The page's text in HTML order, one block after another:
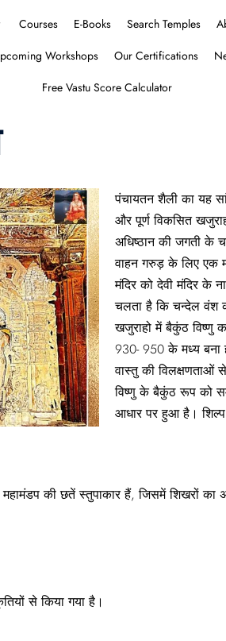
Courses E-Books Search Temples
Workshops Our Certifications
Free Vastu Score Calculator
पंचायतन शैली का यह
और पूर्ण विकसित
अधिष्ठान की जगती के
वाहन गरुड़ के लिए एक
मंदिर को देवी मंदिर के
चलता है कि चन्देल वंश
खजुराहो में बैकुंठ विष्णु
930- 950 के मध्य बना
वास्तु की विलक्षणताओं
विष्णु के बैकुंठ रूप को
आधार पर हुआ है। शिल्प
महामंडप की छतें स्तुपाकार हैं, जिसमें शिखरों
से किया गया है।